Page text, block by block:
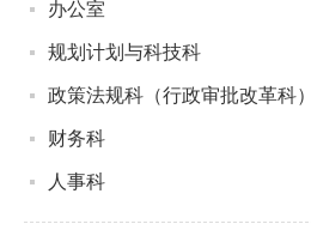
办公室
规划计划与科技科
政策法规科（行政审批改革科）
财务科
人事科